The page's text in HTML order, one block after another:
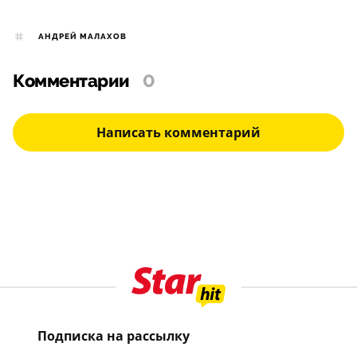
АНДРЕЙ МАЛАХОВ
Комментарии 0
Написать комментарий
Подписка на рассылку